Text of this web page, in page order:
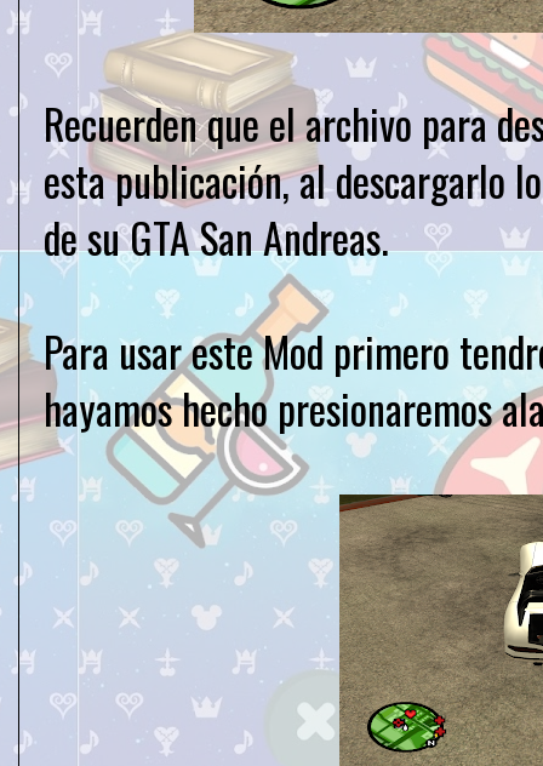
Recuerden que el archivo para
esta publicación, al descargarlo
de su GTA San Andreas.
Para usar este Mod primero
hayamos hecho presionaremos